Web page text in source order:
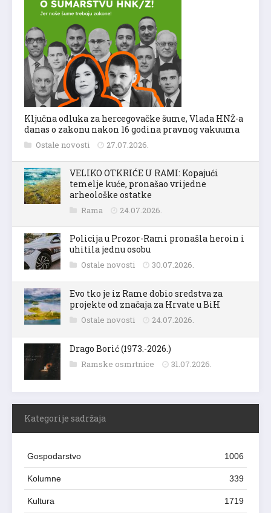
Ključna odluka za hercegovačke šume, Vlada HNŽ-a
danas o zakonu nakon 16 godina pravnog vakuuma
Ostale novosti 27.07.2026.
VELIKO OTKRIĆE U RAMI: Kopajući
temelje kuće, pronašao vrijedne
arheološke ostatke
Rama 24.07.2026.
Policija u Prozor-Rami pronašla heroin i
uhitila jednu osobu
Ostale novosti 30.07.2026.
Evo tko je iz Rame dobio sredstva za
projekte od značaja za Hrvate u BiH
Ostale novosti 24.07.2026.
Drago Borić (1973.-2026.)
Ramske osmrtnice 31.07.2026.
Kategorije sadržaja
Gospodarstvo 1006
Kolumne 339
Kultura 1719